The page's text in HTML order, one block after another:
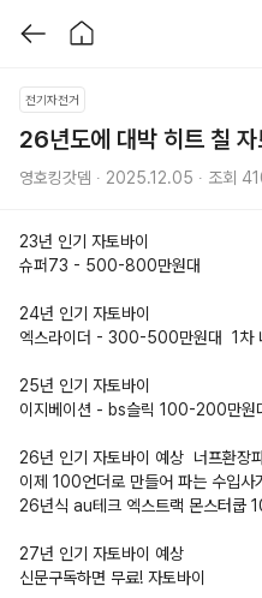
전기자전거
26년도에 대박 히트 칠
영호킹갓뎀 ∙ 2025.12.05 ∙ 조회
23년 인기 자토바이
슈퍼73 - 500-800만원대
24년 인기 자토바이
엑스라이더 - 300-500만원대  1차
25년 인기 자토바이
이지베이션 - bs슬릭 100-200만원
26년 인기 자토바이 예상  너프환장
이제 100언더로 만들어 파는 수입사
26년식 au테크 엑스트랙 몬스터쿱
27년 인기 자토바이 예상
신문구독하면 무료! 자토바이